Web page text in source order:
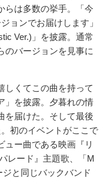
らは多数の挙手。「今
ョンでお届けします」
Ver.)」を披露。通常
のバージョンを見事に
くてこの曲を持って
」を披露。夕暮れの情
を届けた。そして最後
初のイベントがここで
ュー曲である映画『リ
レード』主題歌、「M
と同じバックバンド